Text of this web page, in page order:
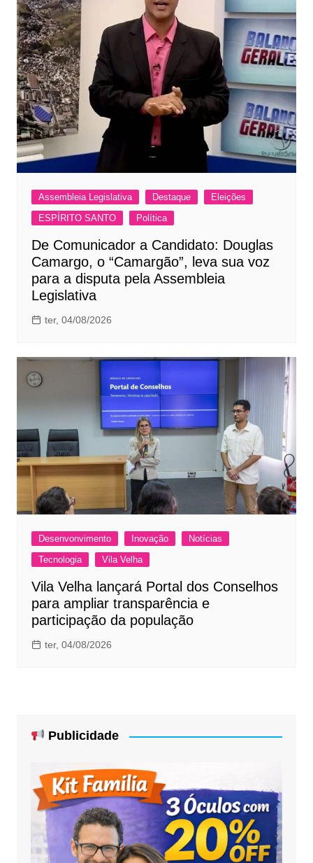
Assembleia Legislativa Destaque
Eleições
ESPÍRITO SANTO
Política
De Comunicador a Candidato: Douglas
Camargo, o “Camargão”, leva sua voz
para a disputa pela Assembleia
Legislativa
ter, 04/08/2026
Desenvonvimento Inovação
Notícias
Tecnologia
Vila Velha
Vila Velha lançará Portal dos Conselhos
para ampliar transparência e
participação da população
ter, 04/08/2026
Publicidade